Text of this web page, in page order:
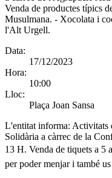
Venda de productes típics
Musulmana. - Xocolata i
l'Alt Urgell.
Data:
17/12/2023
Hora:
10:00
Lloc:
Plaça Joan Sansa
L'entitat informa: Activitats
Solidària a càrrec de la
13 H. Venda de tiquets a
per poder menjar i també